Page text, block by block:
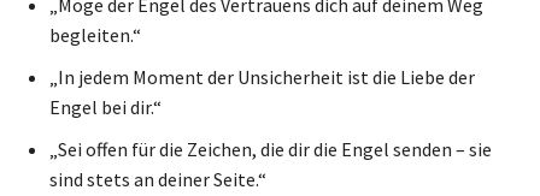
begleiten.“
„In jedem Moment der Unsicherheit ist die Liebe der
Engel bei dir.“
„Sei offen für die Zeichen, die dir die Engel senden – sie
sind stets an deiner Seite.“